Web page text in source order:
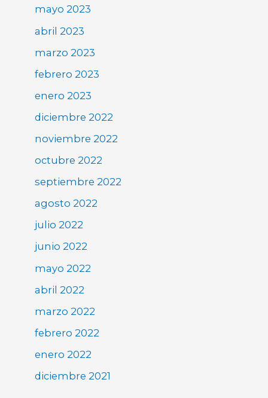
mayo 2023
abril 2023
marzo 2023
febrero 2023
enero 2023
diciembre 2022
noviembre 2022
octubre 2022
septiembre 2022
agosto 2022
julio 2022
junio 2022
mayo 2022
abril 2022
marzo 2022
febrero 2022
enero 2022
diciembre 2021